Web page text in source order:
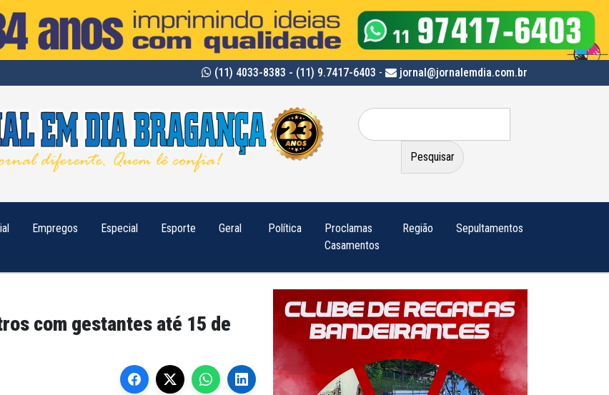
(11) 4033-8383 - (11) 9.7417-6403 - jornal@jornalemdia.com.br
Pesquisar
por:
Empregos Especial Esporte Geral Política
Proclamas
Casamentos
Região Sepultamentos
com gestantes até 15 de